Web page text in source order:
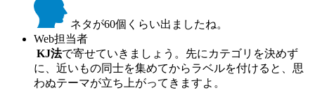
ネタが60個くらい出ましたね。
Web担当者
KJ法で寄せていきましょう。先にカテゴリを決めず
に、近いもの同士を集めてからラベルを付けると、思
わぬテーマが立ち上がってきますよ。